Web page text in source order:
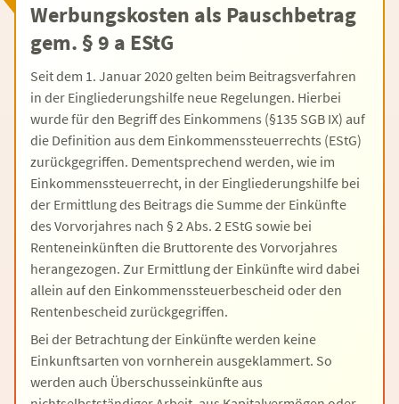
Werbungskosten als Pauschbetrag
gem. § 9 a EStG
Seit dem 1. Januar 2020 gelten beim Beitragsverfahren
in der Eingliederungshilfe neue Regelungen. Hierbei
wurde für den Begriff des Einkommens (§135 SGB IX) auf
die Definition aus dem Einkommenssteuerrechts (EStG)
zurückgegriffen. Dementsprechend werden, wie im
Einkommenssteuerrecht, in der Eingliederungshilfe bei
der Ermittlung des Beitrags die Summe der Einkünfte
des Vorvorjahres nach § 2 Abs. 2 EStG sowie bei
Renteneinkünften die Bruttorente des Vorvorjahres
herangezogen. Zur Ermittlung der Einkünfte wird dabei
allein auf den Einkommenssteuerbescheid oder den
Rentenbescheid zurückgegriffen.
Bei der Betrachtung der Einkünfte werden keine
Einkunftsarten von vornherein ausgeklammert. So
werden auch Überschusseinkünfte aus